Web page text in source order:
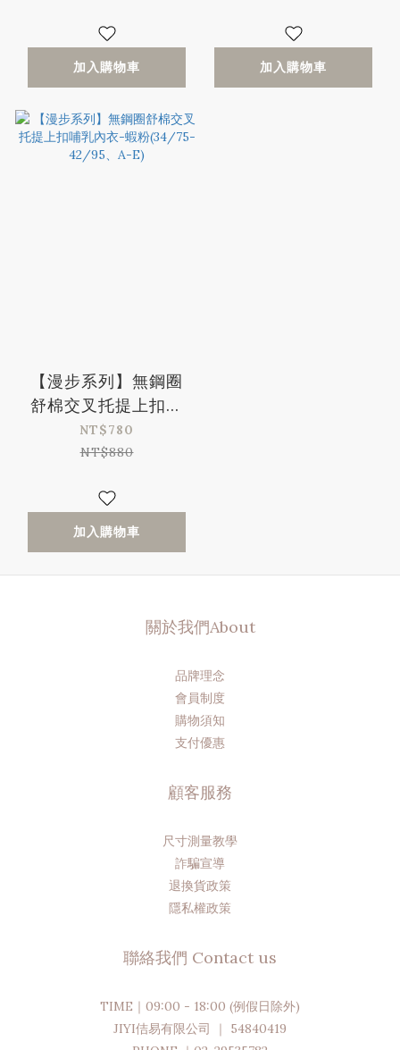
加入購物車 加入購物車
【漫步系列】無鋼圈
舒棉交叉托提上扣哺
乳內衣-蝦粉(34/75-
42/95、A-E)
NT$780
NT$880
加入購物車
關於我們About
品牌理念
會員制度
購物須知
支付優惠
顧客服務
尺寸測量教學
詐騙宣導
退換貨政策
隱私權政策
聯絡我們 Contact us
TIME｜09:00 - 18:00 (例假日除外)
JIYI佶易有限公司 ｜ 54840419